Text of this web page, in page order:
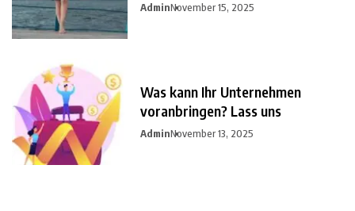
AdminNovember 15, 2025
Was kann Ihr Unternehmen
voranbringen? Lass uns
AdminNovember 13, 2025